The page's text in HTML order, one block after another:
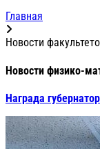
Главная
Новости
Новости физико-
Награда